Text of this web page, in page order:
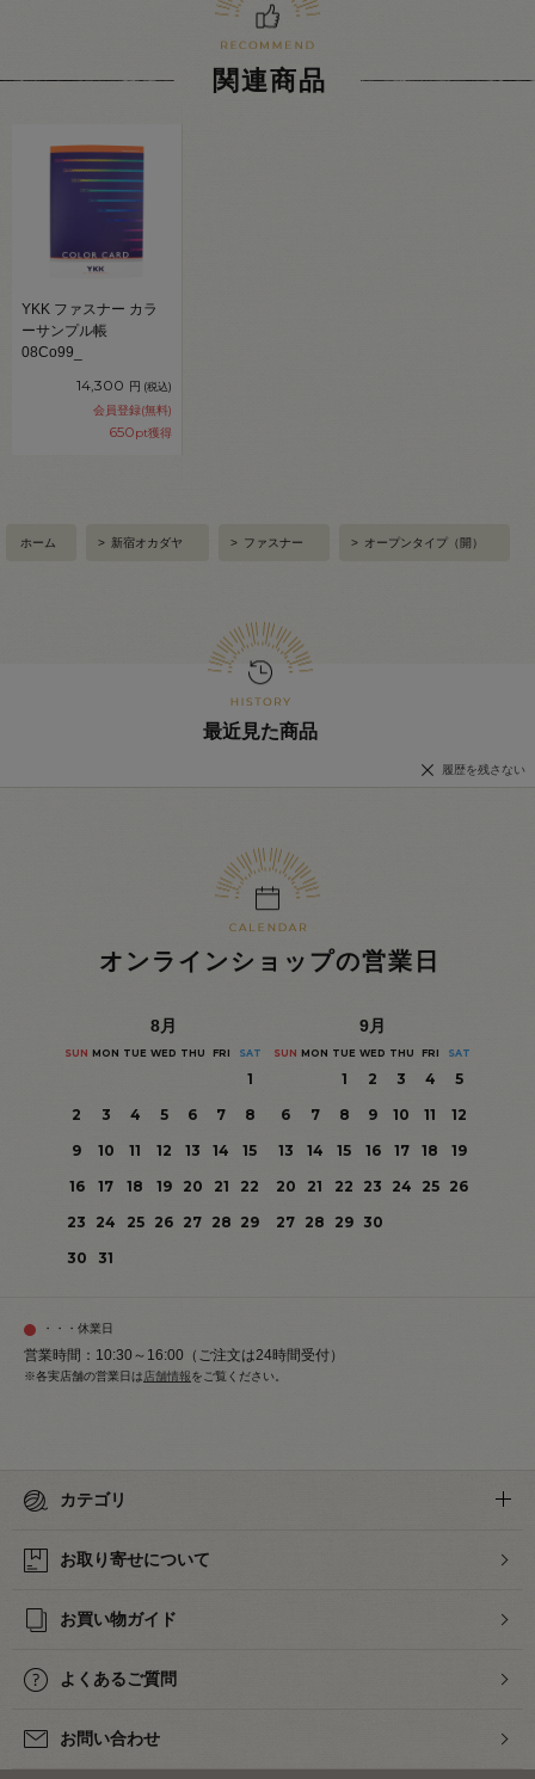
関連商品
YKK ファスナー カラ
ーサンプル帳
08Co99_
14,300 円 (税込)
会員登録(無料)
650pt獲得
ホーム > 新宿オカダヤ > ファスナー > オープンタイプ（開）
最近見た商品
履歴を残さない
オンラインショップの営業日
8月
SUN MON TUE WED THU FRI SAT
1
2
3 4 5 6 7
8
9
10 11 12 13 14
15
16
17 18 19 20 21
22
23
24 25 26 27 28 29
30
31
9月
SUN MON TUE WED THU FRI SAT
1 2 3 4
5
6
7 8 9 10 11
12
13
14 15 16 17 18
19
20
21 22 23 24 25
26
27 28 29 30
・・・休業日
営業時間：10:30～16:00（ご注文は24時間受付）
※各実店舗の営業日は 店舗情報をご覧ください。
カテゴリ
お取り寄せについて
お買い物ガイド
よくあるご質問
お問い合わせ